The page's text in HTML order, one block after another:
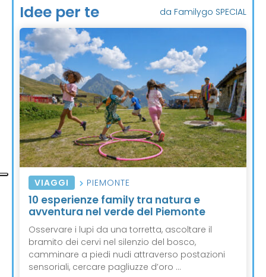
Idee per te da Familygo SPECIAL
VIAGGI PIEMONTE
10 esperienze family tra natura e
avventura nel verde del Piemonte
Osservare i lupi da una torretta, ascoltare il
bramito dei cervi nel silenzio del bosco,
camminare a piedi nudi attraverso postazioni
sensoriali, cercare pagliuzze d’oro ...